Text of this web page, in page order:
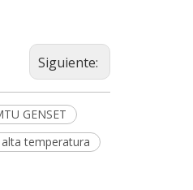
Siguiente:
GENSET
temperatura